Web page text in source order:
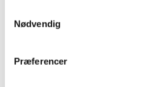
Nødvendig
Præferencer